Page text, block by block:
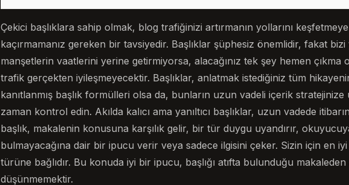
Çekici başlıklara sahip olmak, blog trafiğinizi artırmanın yollarını keşfetmeye
kaçırmamanız gereken bir tavsiyedir. Başlıklar şüphesiz önemlidir, fakat
manşetlerin vaatlerini yerine getirmiyorsa, alacağınız tek şey hemen çıkma
trafik gerçekten iyileşmeyecektir. Başlıklar, anlatmak istediğiniz tüm
kanıtlanmış başlık formülleri olsa da, bunların uzun vadeli içerik stratejinize
zaman kontrol edin. Akılda kalıcı ama yanıltıcı başlıklar, uzun vadede
başlık, makalenin konusuna karşılık gelir, bir tür duygu uyandırır,
bulmayacağına dair bir ipucu verir veya sadece ilgisini çeker. Sizin için en
türüne bağlıdır. Bu konuda iyi bir ipucu, başlığı atıfta bulunduğu
düşünmemektir.